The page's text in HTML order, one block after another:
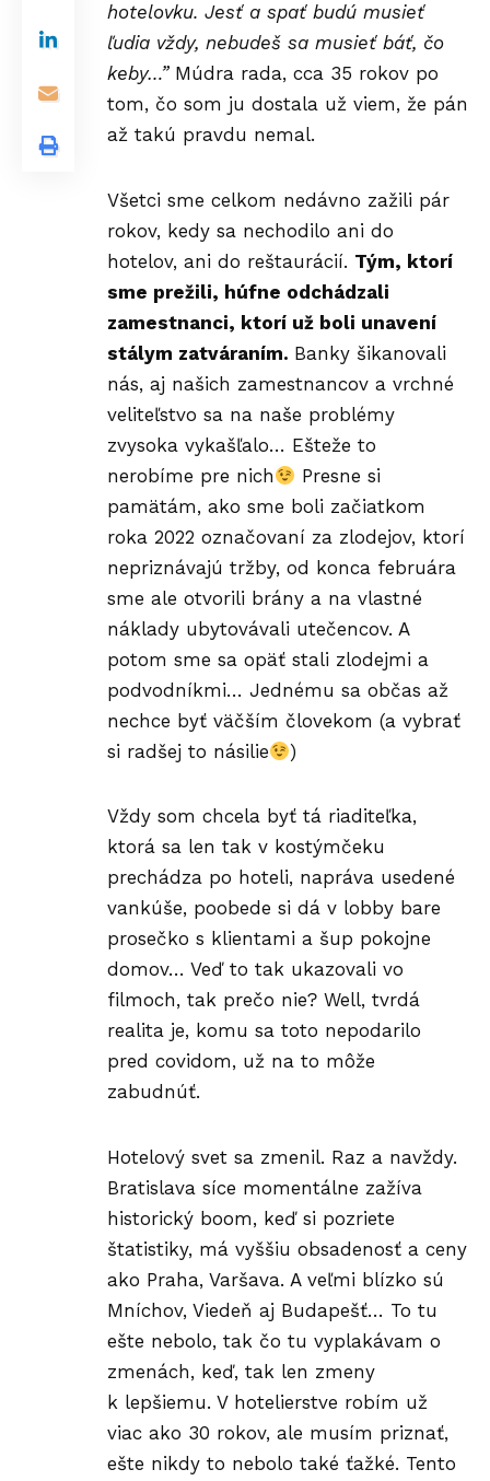
hotelovku. Jesť a spať budú musieť
ľudia vždy, nebudeš sa musieť báť, čo
keby…” Múdra rada, cca 35 rokov po
tom, čo som ju dostala už viem, že pán
až takú pravdu nemal.
Všetci sme celkom nedávno zažili pár
rokov, kedy sa nechodilo ani do
hotelov, ani do reštaurácií. Tým, ktorí
sme prežili, húfne odchádzali
zamestnanci, ktorí už boli unavení
stálym zatváraním. Banky šikanovali
nás, aj našich zamestnancov a vrchné
veliteľstvo sa na naše problémy
zvysoka vykašľalo… Ešteže to
nerobíme pre nich
Presne si
pamätám, ako sme boli začiatkom
roka 2022 označovaní za zlodejov, ktorí
nepriznávajú tržby, od konca februára
sme ale otvorili brány a na vlastné
náklady ubytovávali utečencov. A
potom sme sa opäť stali zlodejmi a
podvodníkmi… Jednému sa občas až
nechce byť väčším človekom (a vybrať
si radšej to násilie
)
Vždy som chcela byť tá riaditeľka,
ktorá sa len tak v kostýmčeku
prechádza po hoteli, napráva usedené
vankúše, poobede si dá v lobby bare
prosečko s klientami a šup pokojne
domov… Veď to tak ukazovali vo
filmoch, tak prečo nie? Well, tvrdá
realita je, komu sa toto nepodarilo
pred covidom, už na to môže
zabudnúť.
Hotelový svet sa zmenil. Raz a navždy.
Bratislava síce momentálne zažíva
historický boom, keď si pozriete
štatistiky, má vyššiu obsadenosť a ceny
ako Praha, Varšava. A veľmi blízko sú
Mníchov, Viedeň aj Budapešť… To tu
ešte nebolo, tak čo tu vyplakávam o
zmenách, keď, tak len zmeny
k lepšiemu. V hotelierstve robím už
viac ako 30 rokov, ale musím priznať,
ešte nikdy to nebolo také ťažké. Tento